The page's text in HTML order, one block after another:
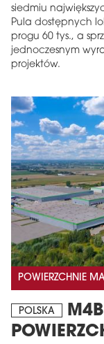
siedmiu
Pula dostępnych
progu 60 tys., a
jednoczesnym
projektów.
POWIERZCHNIE
POLSKA